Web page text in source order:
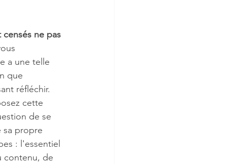
ne pas
a une telle
que
réfléchir.
cette
de se
sa propre
: l'essentiel
contenu, de